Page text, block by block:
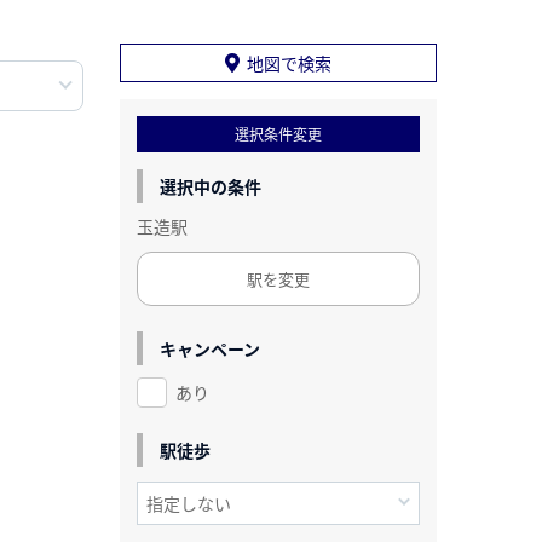
地図で検索
選択条件変更
選択中の条件
玉造駅
駅を変更
キャンペーン
あり
駅徒歩